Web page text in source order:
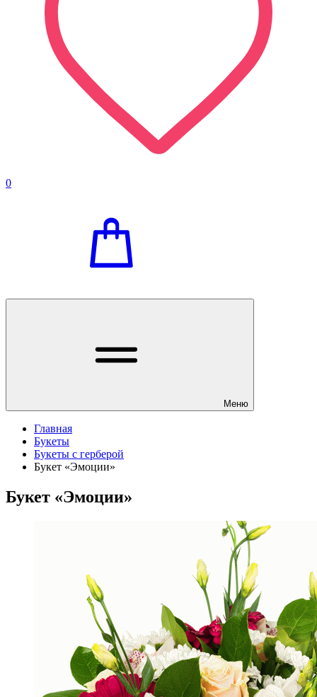
0
Меню
Главная
Букеты
Букеты с герберой
Букет «Эмоции»
Букет «Эмоции»